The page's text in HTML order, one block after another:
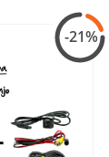
-21%